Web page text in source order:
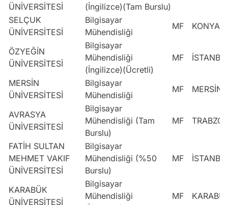
ÜNİVERSİTESİ
(İngilizce)(Tam Burslu)
SELÇUK
ÜNİVERSİTESİ
Bilgisayar
Mühendisliği
MF KONYA
ÖZYEĞİN
ÜNİVERSİTESİ
Bilgisayar
Mühendisliği
(İngilizce)(Ücretli)
MF
MERSİN
ÜNİVERSİTESİ
Bilgisayar
Mühendisliği
MF MERSİN
AVRASYA
ÜNİVERSİTESİ
Bilgisayar
Mühendisliği (Tam
Burslu)
MF
FATİH SULTAN
MEHMET VAKIF
ÜNİVERSİTESİ
Bilgisayar
Mühendisliği (%50
Burslu)
MF
KARABÜK
ÜNİVERSİTESİ
Bilgisayar
Mühendisliği
MF